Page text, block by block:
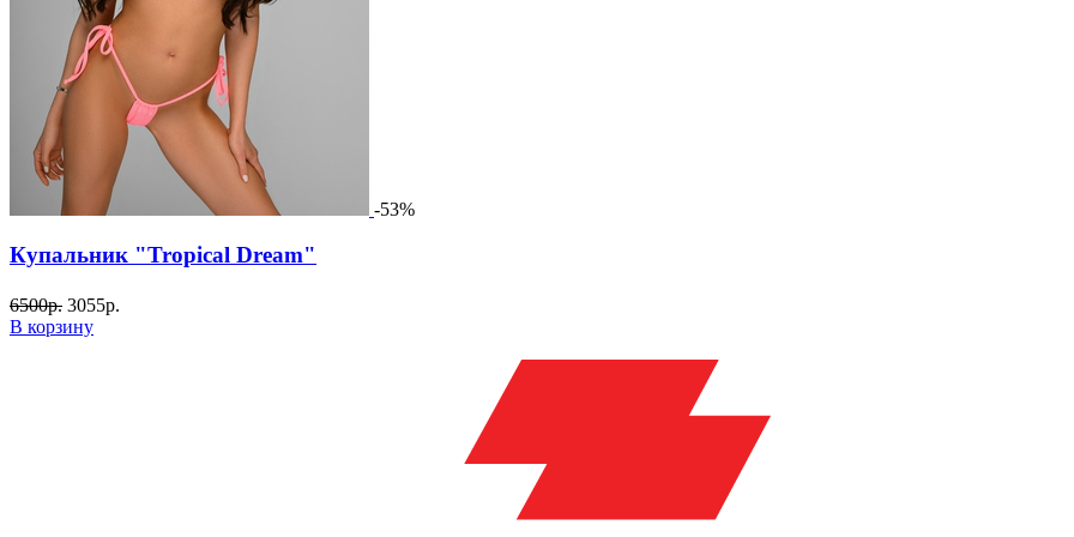
-53%
Купальник "Tropical Dream"
6500р. 3055р.
В корзину